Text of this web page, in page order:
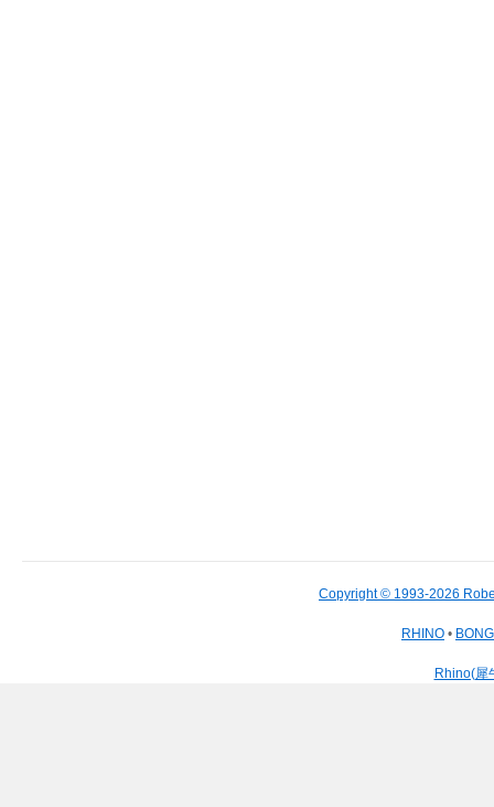
Copyright © 1993-2026
RHINO •
Rhino(犀